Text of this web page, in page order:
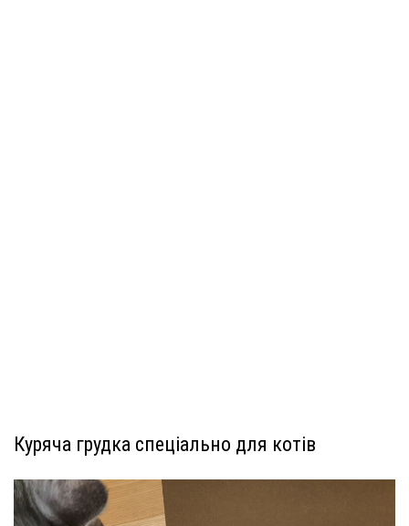
Куряча грудка спеціально для котів